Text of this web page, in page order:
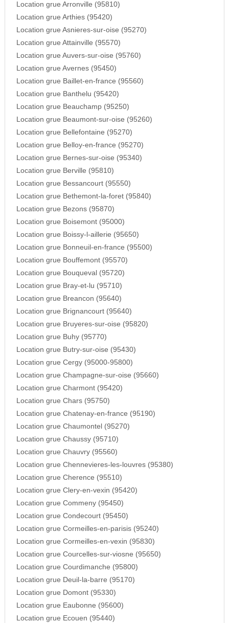
Location grue Arronville (95810)
Location grue Arthies (95420)
Location grue Asnieres-sur-oise (95270)
Location grue Attainville (95570)
Location grue Auvers-sur-oise (95760)
Location grue Avernes (95450)
Location grue Baillet-en-france (95560)
Location grue Banthelu (95420)
Location grue Beauchamp (95250)
Location grue Beaumont-sur-oise (95260)
Location grue Bellefontaine (95270)
Location grue Belloy-en-france (95270)
Location grue Bernes-sur-oise (95340)
Location grue Berville (95810)
Location grue Bessancourt (95550)
Location grue Bethemont-la-foret (95840)
Location grue Bezons (95870)
Location grue Boisemont (95000)
Location grue Boissy-l-aillerie (95650)
Location grue Bonneuil-en-france (95500)
Location grue Bouffemont (95570)
Location grue Bouqueval (95720)
Location grue Bray-et-lu (95710)
Location grue Breancon (95640)
Location grue Brignancourt (95640)
Location grue Bruyeres-sur-oise (95820)
Location grue Buhy (95770)
Location grue Butry-sur-oise (95430)
Location grue Cergy (95000-95800)
Location grue Champagne-sur-oise (95660)
Location grue Charmont (95420)
Location grue Chars (95750)
Location grue Chatenay-en-france (95190)
Location grue Chaumontel (95270)
Location grue Chaussy (95710)
Location grue Chauvry (95560)
Location grue Chennevieres-les-louvres (95380)
Location grue Cherence (95510)
Location grue Clery-en-vexin (95420)
Location grue Commeny (95450)
Location grue Condecourt (95450)
Location grue Cormeilles-en-parisis (95240)
Location grue Cormeilles-en-vexin (95830)
Location grue Courcelles-sur-viosne (95650)
Location grue Courdimanche (95800)
Location grue Deuil-la-barre (95170)
Location grue Domont (95330)
Location grue Eaubonne (95600)
Location grue Ecouen (95440)